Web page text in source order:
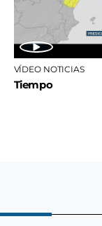
VÍDEO NOTICIAS
Tiempo